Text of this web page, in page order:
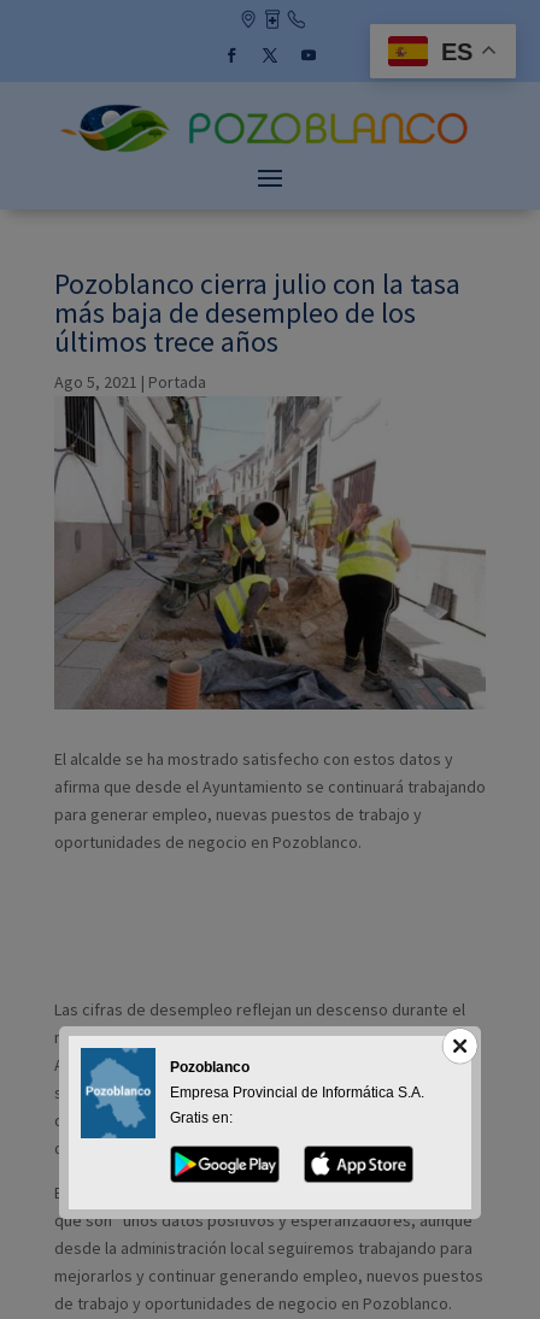
Pozoblanco cierra julio con la tasa
más baja de desempleo de los
últimos trece años
Ago 5, 2021 | Portada
El alcalde se ha mostrado satisfecho con estos datos y
afirma que desde el Ayuntamiento se continuará trabajando
para generar empleo, nuevas puestos de trabajo y
oportunidades de negocio en Pozoblanco.
Las cifras de desempleo reflejan un descenso durante el
mes de julio según los últimos datos del observatorio
Argos de la Junta de Andalucía. Pozoblanco ha cerrado el
séptimo mes del año con la tasa más baja de desempleo
de los últimos trece años, situándose en 1.546 personas
desempleadas.
El alcalde de Pozoblanco, Santiago Cabello, ha expresado
que son “unos datos positivos y esperanzadores, aunque
desde la administración local seguiremos trabajando para
mejorarlos y continuar generando empleo, nuevos puestos
de trabajo y oportunidades de negocio en Pozoblanco.
ES
Pozoblanco
Empresa Provincial de Informática S.A.
Gratis en: